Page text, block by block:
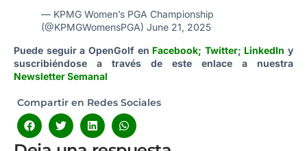
— KPMG Women’s PGA Championship
(@KPMGWomensPGA) June 21, 2025
Puede seguir a OpenGolf en Facebook; Twitter; LinkedIn y
suscribiéndose a través de este enlace a nuestra
Newsletter Semanal
Compartir en Redes Sociales